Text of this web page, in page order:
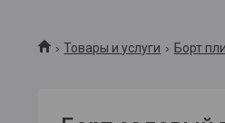
Товары и услуги Борт